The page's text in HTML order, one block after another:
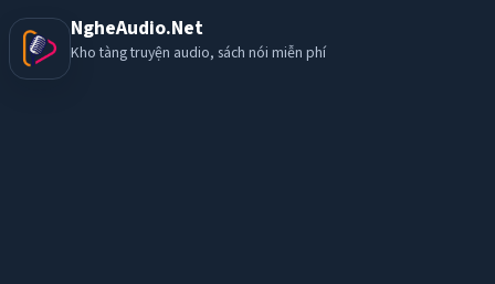
NgheAudio.Net
Kho tàng truyện audio, sách nói miễn phí